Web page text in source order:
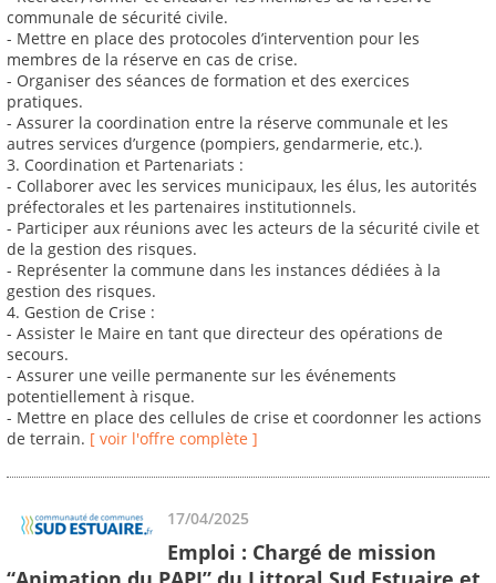
communale de sécurité civile.
- Mettre en place des protocoles d’intervention pour les
membres de la réserve en cas de crise.
- Organiser des séances de formation et des exercices
pratiques.
- Assurer la coordination entre la réserve communale et les
autres services d’urgence (pompiers, gendarmerie, etc.).
3. Coordination et Partenariats :
- Collaborer avec les services municipaux, les élus, les autorités
préfectorales et les partenaires institutionnels.
- Participer aux réunions avec les acteurs de la sécurité civile et
de la gestion des risques.
- Représenter la commune dans les instances dédiées à la
gestion des risques.
4. Gestion de Crise :
- Assister le Maire en tant que directeur des opérations de
secours.
- Assurer une veille permanente sur les événements
potentiellement à risque.
- Mettre en place des cellules de crise et coordonner les actions
de terrain. [ voir l'offre complète ]
17/04/2025
Emploi : Chargé de mission